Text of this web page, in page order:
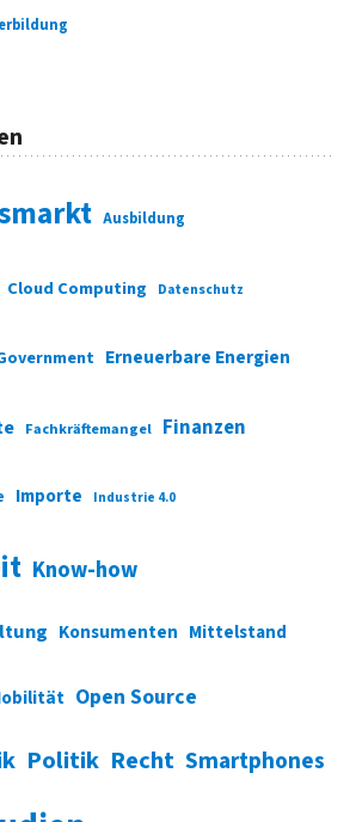
Ausbildung
Cloud Computing Datenschutz
Erneuerbare Energien
Fachkräftemangel Finanzen
Importe Industrie 4.0
Know-how
Konsumenten Mittelstand
Open Source
Politik Recht Smartphones